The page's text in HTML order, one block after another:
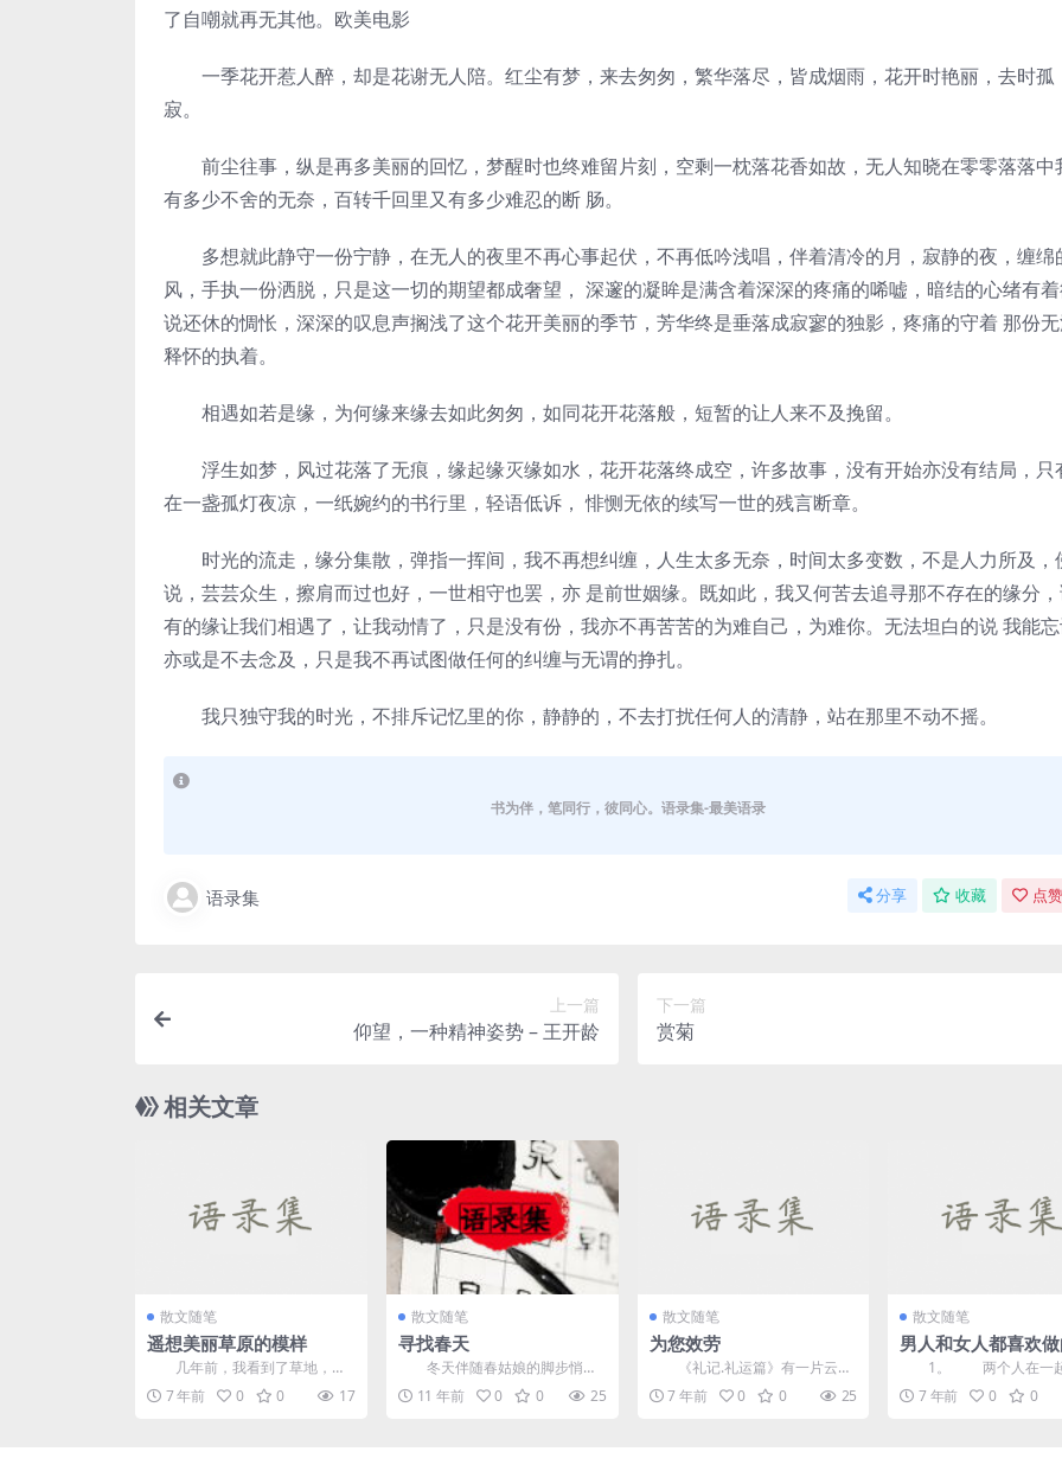
了自嘲就再无其他。欧美电影
一季花开惹人醉，却是花谢无人陪。红尘有梦，来去匆匆，繁华落尽，皆成烟雨，花开时艳丽，去时孤
寂。
前尘往事，纵是再多美丽的回忆，梦醒时也终难留片刻，空剩一枕落花香如故，无人知晓在零零落落中
有多少不舍的无奈，百转千回里又有多少难忍的断 肠。
多想就此静守一份宁静，在无人的夜里不再心事起伏，不再低吟浅唱，伴着清冷的月，寂静的夜，缠绵
风，手执一份洒脱，只是这一切的期望都成奢望， 深邃的凝眸是满含着深深的疼痛的唏嘘，暗结的心绪有
说还休的惆怅，深深的叹息声搁浅了这个花开美丽的季节，芳华终是垂落成寂寥的独影，疼痛的守着 那份
释怀的执着。
相遇如若是缘，为何缘来缘去如此匆匆，如同花开花落般，短暂的让人来不及挽留。
浮生如梦，风过花落了无痕，缘起缘灭缘如水，花开花落终成空，许多故事，没有开始亦没有结局，只
在一盏孤灯夜凉，一纸婉约的书行里，轻语低诉， 悱恻无依的续写一世的残言断章。
时光的流走，缘分集散，弹指一挥间，我不再想纠缠，人生太多无奈，时间太多变数，不是人力所及，
说，芸芸众生，擦肩而过也好，一世相守也罢，亦 是前世姻缘。既如此，我又何苦去追寻那不存在的缘分
有的缘让我们相遇了，让我动情了，只是没有份，我亦不再苦苦的为难自己，为难你。无法坦白的说 我能
亦或是不去念及，只是我不再试图做任何的纠缠与无谓的挣扎。
我只独守我的时光，不排斥记忆里的你，静静的，不去打扰任何人的清静，站在那里不动不摇。
书为伴，笔同行，彼同心。语录集-最美语录
语录集 分享 收藏 点
上一篇
仰望，一种精神姿势 – 王开龄
下一篇
赏菊
相关文章
散文随笔
遥想美丽草原的模样
几年前，我看到了草地，想
到了它，但觉得它太远了。我看
着夜晚的星星，看到星星修...
7 年前 0 0 17
散文随笔
寻找春天
冬天伴随春姑娘的脚步悄悄
离去，转眼又到了春天，这是我
想起了朱自清先生的作文《...
11 年前 0 0 25
散文随笔
为您效劳
《礼记.礼运篇》有一片云：
“为了做旧的目的，力量是有用
的，年轻人...
7 年前 0 0 25
散文随笔
男人和女人都喜欢
1。 两个人在一
们有感情，但他们不够，
胡说八道。有足够的感情...
7 年前 0 0